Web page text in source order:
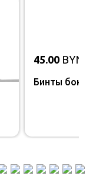
45.00 BYN
Бинты